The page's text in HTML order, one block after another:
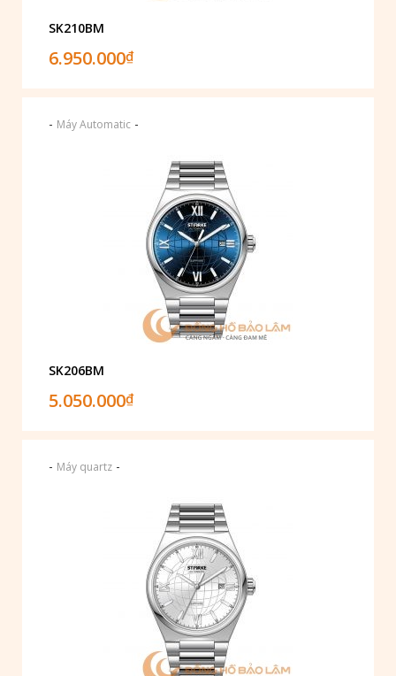
SK210BM
6.950.000₫
- Máy Automatic -
SK206BM
5.050.000₫
- Máy quartz -